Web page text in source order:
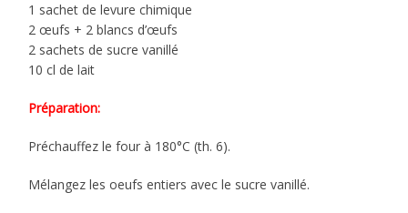
1 sachet de levure chimique
2 œufs + 2 blancs d’œufs
2 sachets de sucre vanillé
10 cl de lait
Préparation:
Préchauffez le four à 180°C (th. 6).
Mélangez les oeufs entiers avec le sucre vanillé.